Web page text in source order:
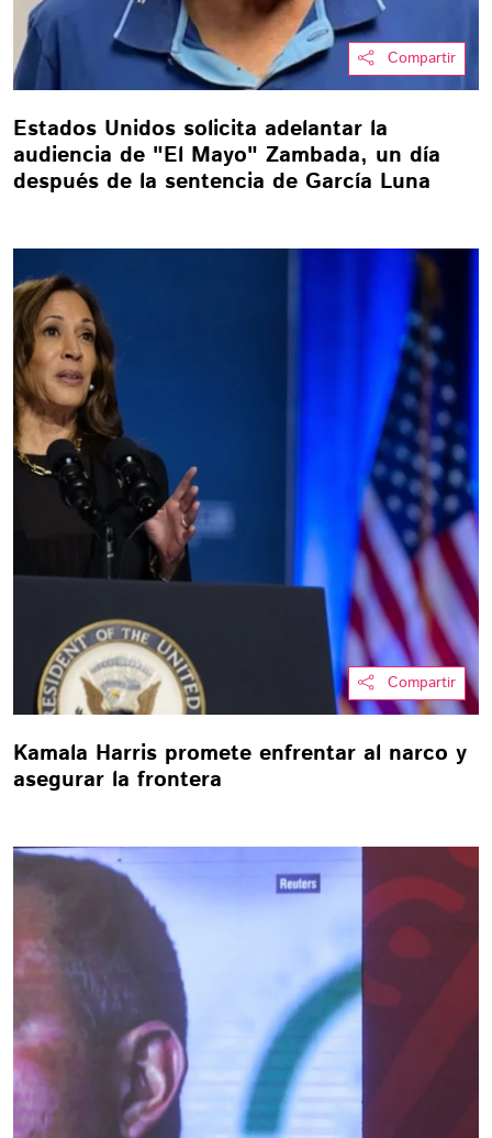
Compartir
Estados Unidos solicita adelantar la
audiencia de "El Mayo" Zambada, un día
después de la sentencia de García Luna
Compartir
Kamala Harris promete enfrentar al narco y
asegurar la frontera